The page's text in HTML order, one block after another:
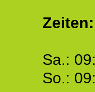
Zeiten:
Sa.:
So.: